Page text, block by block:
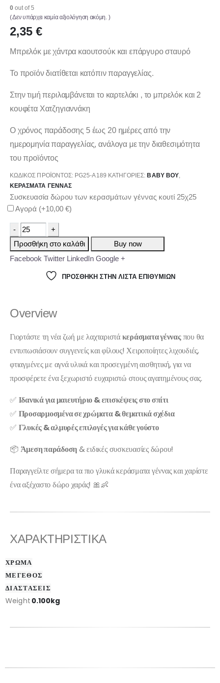
0 out of 5
( Δεν υπάρχει καμία αξιολόγηση ακόμη. )
2,35 €
Μπρελόκ με χάντρα καουτσούκ και επάργυρο σταυρό
Το προϊόν διατίθεται κατόπιν παραγγελίας.
Στην τιμή περιλαμβάνεται το καρτελάκι , το μπρελόκ και 2
κουφέτα Χατζηγιαννάκη
Ο χρόνος παράδοσης 5 έως 20 ημέρες από την
ημερομηνία παραγγελίας, ανάλογα με την διαθεσιμότητα
του προϊόντος
ΚΩΔΙΚΌΣ ΠΡΟΪΌΝΤΟΣ: PG25-A189 ΚΑΤΗΓΟΡΊΕΣ: ΒΑΒΥ ΒΟΥ,
ΚΕΡΆΣΜΑΤΑ ΓΈΝΝΑΣ
Συσκευασία δώρου των κερασμάτων γέννας κουτί 25χ25
Αγορά (+10,00 €)
-
+
Προσθήκη στο καλάθι
Buy now
Facebook Twitter LinkedIn Google +
ΠΡΌΣΘΉΚΗ ΣΤΗΝ ΛΊΣΤΑ ΕΠΙΘΥΜΙΏΝ
Overview
Γιορτάστε τη νέα ζωή με λαχταριστάκεράσματα γένναςπου θα
εντυπωσιάσουν συγγενείς και φίλους! Χειροποίητες λιχουδιές,
φτιαγμένες με αγνά υλικά και προσεγμένη αισθητική, για να
προσφέρετε ένα ξεχωριστό ευχαριστώ στους αγαπημένους σας.
✅ Ιδανικά για μαιευτήριο & επισκέψεις στο σπίτι
✅ Προσαρμοσμένα σε χρώματα & θεματικά σχέδια
✅ Γλυκές & αλμυρές επιλογές για κάθε γούστο
📦 Άμεση παράδοση& ειδικές συσκευασίες δώρου!
Παραγγείλτε σήμερα τα πιο γλυκά κεράσματα γέννας και χαρίστε
ένα αξέχαστο δώρο χαράς! 🎀👶
ΧΑΡΑΚΤΗΡΙΣΤΙΚΑ
ΧΡΩΜΑ
ΜΕΓΕΘΟΣ
ΔΙΑΣΤΑΣΕΙΣ
Weight 0.100kg